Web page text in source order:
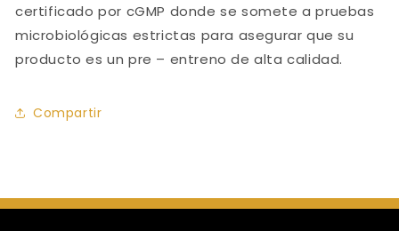
certificado por cGMP donde se somete a pruebas
microbiológicas estrictas para asegurar que su
producto es un pre – entreno de alta calidad.
Compartir